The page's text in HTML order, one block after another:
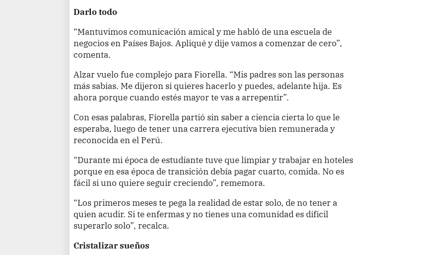
Darlo todo
“Mantuvimos comunicación amical y me habló de una escuela de
negocios en Países Bajos. Apliqué y dije vamos a comenzar de cero”,
comenta.
Alzar vuelo fue complejo para Fiorella. “Mis padres son las personas
más sabias. Me dijeron si quieres hacerlo y puedes, adelante hija. Es
ahora porque cuando estés mayor te vas a arrepentir”.
Con esas palabras, Fiorella partió sin saber a ciencia cierta lo que le
esperaba, luego de tener una carrera ejecutiva bien remunerada y
reconocida en el Perú.
“Durante mi época de estudiante tuve que limpiar y trabajar en hoteles
porque en esa época de transición debía pagar cuarto, comida. No es
fácil si uno quiere seguir creciendo”, rememora.
“Los primeros meses te pega la realidad de estar solo, de no tener a
quien acudir. Si te enfermas y no tienes una comunidad es difícil
superarlo solo”, recalca.
Cristalizar sueños